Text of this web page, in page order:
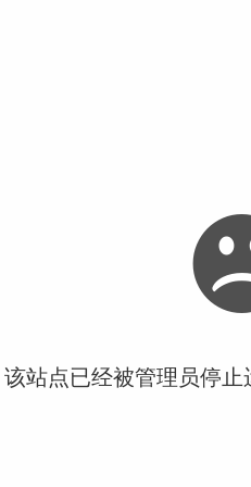
站点已经被管理员停